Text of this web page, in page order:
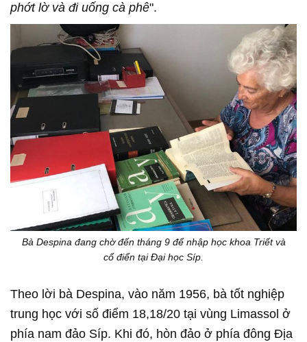
phớt lờ và đi uống cà phê".
Bà Despina đang chờ đến tháng 9 để nhập học khoa Triết và
cổ điển tại Đại học Síp.
Theo lời bà Despina, vào năm 1956, bà tốt nghiệp
trung học với số điểm 18,18/20 tại vùng Limassol ở
phía nam đảo Síp. Khi đó, hòn đảo ở phía đông Địa